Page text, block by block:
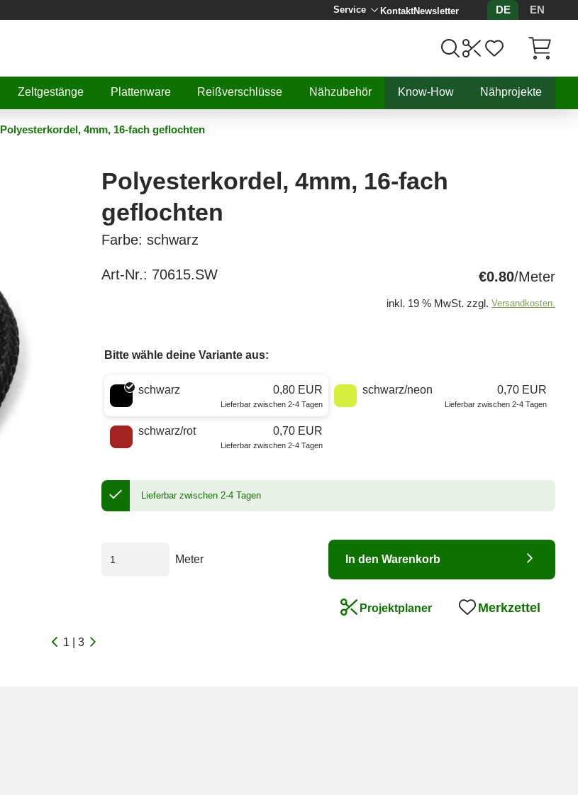
Service KontaktNewsletter DE
EN
Zeltgestänge Plattenware Reißverschlüsse Nähzubehör Know-How Nähprojekte
Polyesterkordel, 4mm, 16-fach geflochten
1 | 3
Polyesterkordel, 4mm, 16-fach
geflochten
Farbe: schwarz
Art-Nr.: 70615.SW €0.80/Meter
inkl. 19 % MwSt. zzgl. Versandkosten.
Bitte wähle deine Variante aus:
Wähle eine Farbe
schwarz 0,80 EUR
Lieferbar zwischen 2-4 Tagen
schwarz/neon 0,70 EUR
Lieferbar zwischen 2-4 Tagen
schwarz/rot 0,70 EUR
Lieferbar zwischen 2-4 Tagen
Lieferbar zwischen 2-4 Tagen
Meter In den Warenkorb
Projektplaner Merkzettel